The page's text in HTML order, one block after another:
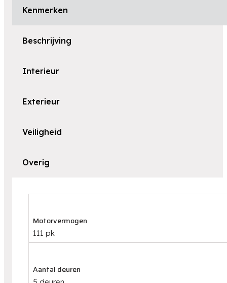
Kenmerken
Beschrijving
Interieur
Exterieur
Veiligheid
Overig
Motorvermogen
111 pk
Aantal deuren